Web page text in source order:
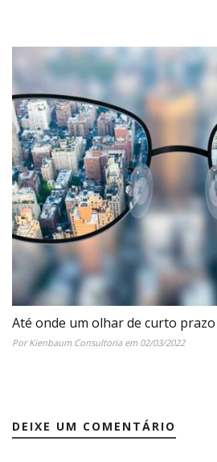
Até onde um olhar de curto
Por Kienbaum Consultoria em 02/03/2022
DEIXE UM COMENTÁRIO